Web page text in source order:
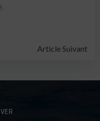
Navigation
Article Suivant